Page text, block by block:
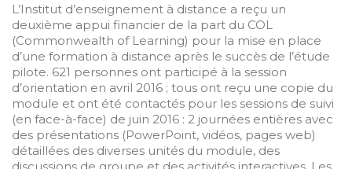
L’Institut d’enseignement à distance a reçu un
deuxième appui financier de la part du COL
(Commonwealth of Learning) pour la mise en place
d’une formation à distance après le succès de l’étude
pilote. 621 personnes ont participé à la session
d’orientation en avril 2016 ; tous ont reçu une copie du
module et ont été contactés pour les sessions de suivi
(en face-à-face) de juin 2016 : 2 journées entières avec
des présentations (PowerPoint, vidéos, pages web)
détaillées des diverses unités du module, des